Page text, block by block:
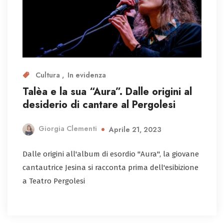
Cultura In evidenza
Talèa e la sua “Aura”. Dalle origini al
desiderio di cantare al Pergolesi
Giorgia Clementi Aprile 21, 2023
Dalle origini all'album di esordio "Aura", la giovane
cantautrice Jesina si racconta prima dell'esibizione
a Teatro Pergolesi